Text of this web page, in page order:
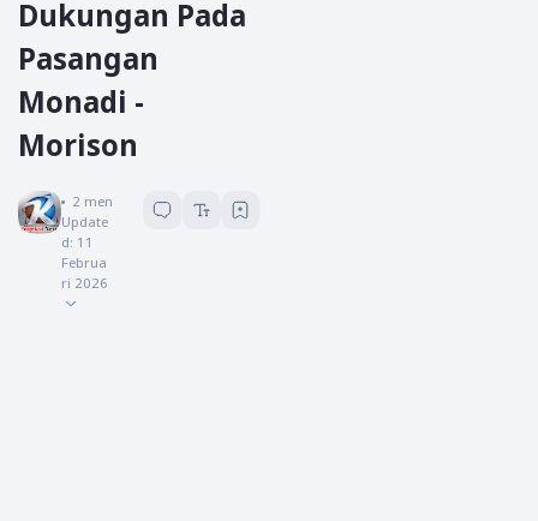
Dukungan Pada
Pasangan
Monadi -
Morison
Koreksi News
2 menit baca
Update
d: 11
Februa
ri 2026